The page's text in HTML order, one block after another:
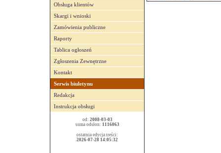
Obsługa klientów
Skargi i wnioski
Zamówienia publiczne
Raporty
Tablica ogłoszeń
Zgłoszenia Zewnętrzne
Kontakt
Serwis biuletynu
Redakcja
Instrukcja obsługi
od: 2008-03-03
suma odsłon: 1116063
ostatnia edycja treści:
2026-07-28 14:05:32